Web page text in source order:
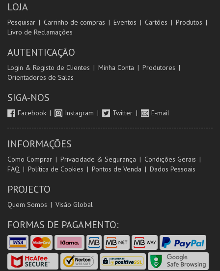
LOJA
Pesquisar Carrinho de compras Eventos Cartões
Produtos
Livro de Reclamações
AUTENTICAÇÃO
Login & Registo de Clientes Minha Conta
Produtores
Orientadores de Salas
SIGA-NOS
Facebook Instagram Twitter E-mail
INFORMAÇÕES
Como Comprar Privacidade & Segurança
Condições Gerais
FAQ
Política de Cookies Pontos de Venda Dados Pessoais
PROJECTO
Quem Somos Visão Global
FORMAS DE PAGAMENTO: